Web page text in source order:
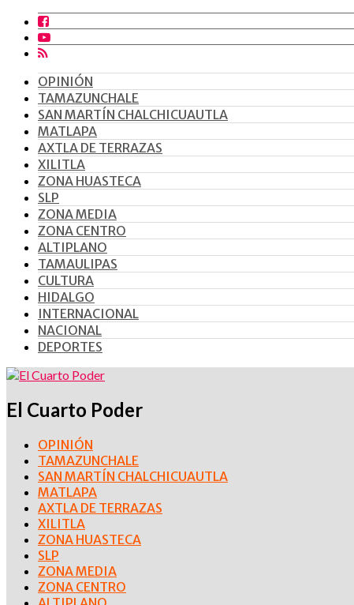
OPINIÓN
TAMAZUNCHALE
SAN MARTÍN CHALCHICUAUTLA
MATLAPA
AXTLA DE TERRAZAS
XILITLA
ZONA HUASTECA
SLP
ZONA MEDIA
ZONA CENTRO
ALTIPLANO
TAMAULIPAS
CULTURA
HIDALGO
INTERNACIONAL
NACIONAL
DEPORTES
El Cuarto Poder
OPINIÓN
TAMAZUNCHALE
SAN MARTÍN CHALCHICUAUTLA
MATLAPA
AXTLA DE TERRAZAS
XILITLA
ZONA HUASTECA
SLP
ZONA MEDIA
ZONA CENTRO